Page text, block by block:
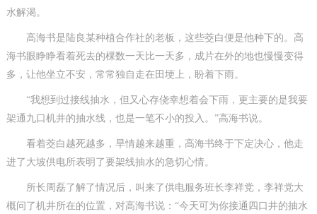
水解渴。
高海书是陆良某种植合作社的老板，这些茭白便是他种下的。高
海书眼睁睁看着死去的棵数一天比一天多，成片在外的地也慢慢变得
多，让他坐立不安，常常独自走在田埂上，盼着下雨。
“我想到过接线抽水，但又心存侥幸想着会下雨，更主要的是我要
架通九口机井的抽水线，也是一笔不小的投入。”高海书说。
看着茭白越死越多，旱情越来越重，高海书终于下定决心，他走
进了大坡供电所表明了要架线抽水的急切心情。
所长周磊了解了情况后，叫来了供电服务班长李祥党，李祥党大
概问了机井所在的位置，对高海书说：“今天可为你接通四口井的抽水